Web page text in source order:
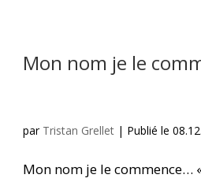
Mon nom je le
par Tristan Grellet| Publié le
Mon nom je le commence…